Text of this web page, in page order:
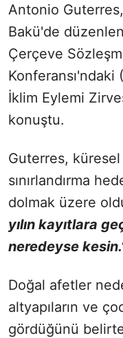
Antonio
Bakü'de
Çerçeve
Konferansı'ndaki
İklim Eylemi
konuştu.
Guterres, küresel
sınırlandırma
dolmak üzere
yılın kayıtlara
neredeyse
Doğal afetler
altyapıların ve
gördüğünü